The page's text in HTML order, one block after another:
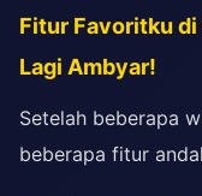
Fitur Favoritku di
Lagi Ambyar!
Setelah beberapa
beberapa fitur